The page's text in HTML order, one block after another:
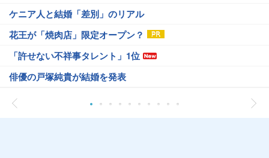
ケニア人と結婚「差別」のリアル
花王が「焼肉店」限定オープン？
「許せない不祥事タレント」1位
俳優の戸塚純貴が結婚を発表